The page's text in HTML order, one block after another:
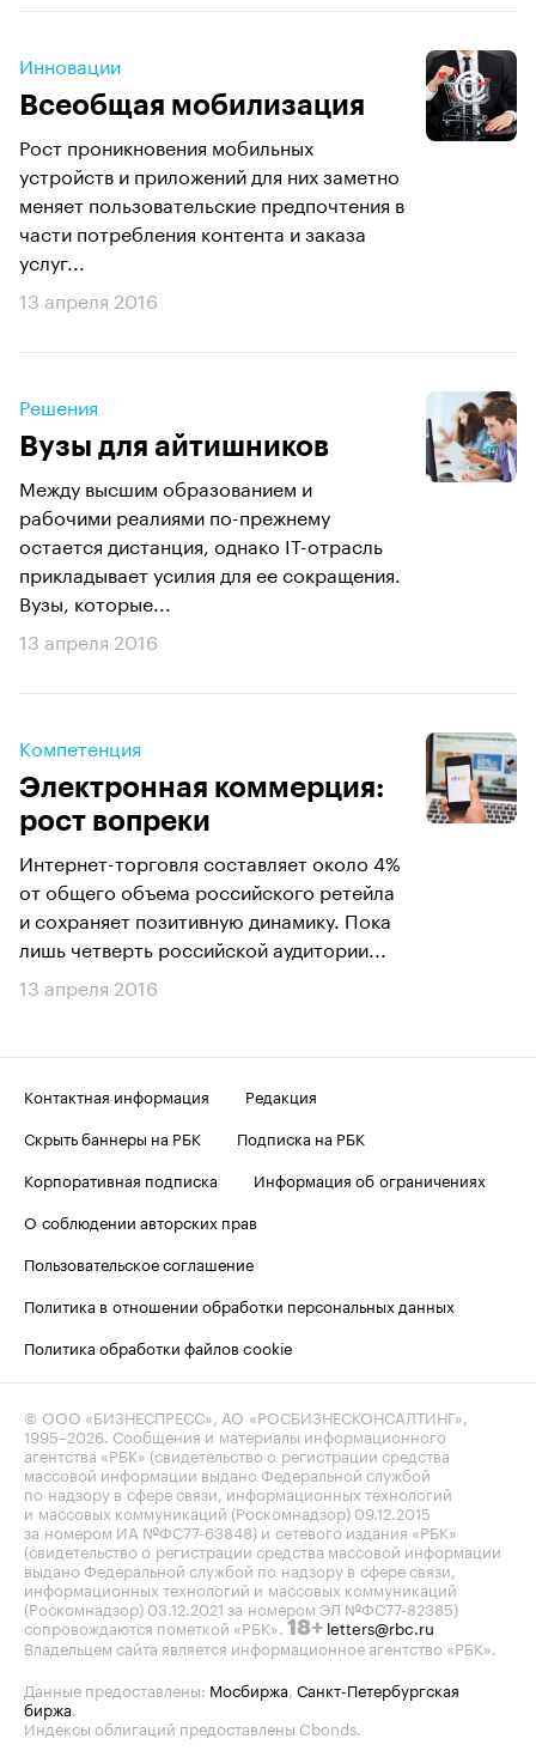
Инновации
Всеобщая мобилизация
Рост проникновения мобильных
устройств и приложений для них заметно
меняет пользовательские предпочтения в
части потребления контента и заказа
услуг...
13 апреля 2016
Решения
Вузы для айтишников
Между высшим образованием и
рабочими реалиями по-прежнему
остается дистанция, однако IT-отрасль
прикладывает усилия для ее сокращения.
Вузы, которые...
13 апреля 2016
Компетенция
Электронная коммерция:
рост вопреки
Интернет-торговля составляет около 4%
от общего объема российского ретейла
и сохраняет позитивную динамику. Пока
лишь четверть российской аудитории...
13 апреля 2016
Контактная информация
Редакция
Скрыть баннеры на РБК
Подписка на РБК
Корпоративная подписка
Информация об ограничениях
О соблюдении авторских прав
Пользовательское соглашение
Политика в отношении обработки персональных данных
Политика обработки файлов cookie
© ООО «БИЗНЕСПРЕСС», АО «РОСБИЗНЕСКОНСАЛТИНГ»,
1995–2026. Сообщения и материалы информационного
агентства «РБК» (свидетельство о регистрации средства
массовой информации выдано Федеральной службой
по надзору в сфере связи, информационных технологий
и массовых коммуникаций (Роскомнадзор) 09.12.2015
за номером ИА №ФС77-63848) и сетевого издания «РБК»
(свидетельство о регистрации средства массовой информации
выдано Федеральной службой по надзору в сфере связи,
информационных технологий и массовых коммуникаций
(Роскомнадзор) 03.12.2021 за номером ЭЛ №ФС77-82385)
сопровождаются пометкой «РБК». 18+ letters@rbc.ru
Владельцем сайта является информационное агентство «РБК».
Данные предоставлены: Мосбиржа, Санкт-Петербургская
биржа.
Индексы облигаций предоставлены Cbonds.